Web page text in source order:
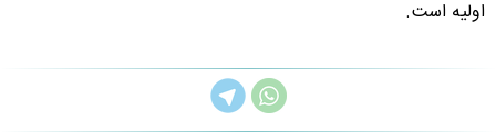
اولیه است.